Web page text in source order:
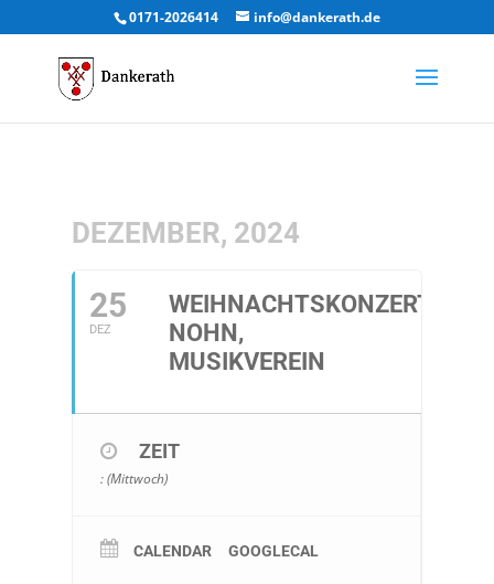
0171-2026414 info@dankerath.de
DEZEMBER, 2024
25
DEZ
WEIHNACHTSKONZERT
NOHN,
MUSIKVEREIN
ZEIT
: (Mittwoch)
CALENDAR GOOGLECAL